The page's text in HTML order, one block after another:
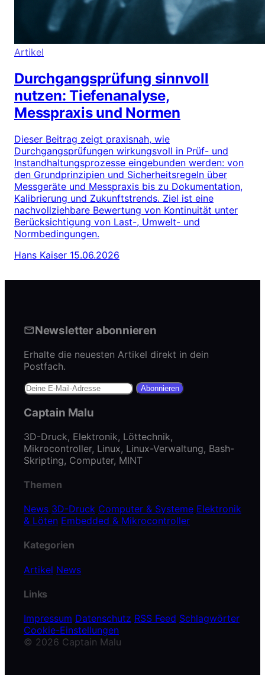
Artikel
Durchgangsprüfung sinnvoll
nutzen: Tiefenanalyse,
Messpraxis und Normen
Dieser Beitrag zeigt praxisnah, wie
Durchgangsprüfungen wirkungsvoll in Prüf- und
Instandhaltungsprozesse eingebunden werden: von
den Grundprinzipien und Sicherheitsregeln über
Messgeräte und Messpraxis bis zu Dokumentation,
Kalibrierung und Zukunftstrends. Ziel ist eine
nachvollziehbare Bewertung von Kontinuität unter
Berücksichtigung von Last-, Umwelt- und
Normbedingungen.
Hans Kaiser 15.06.2026
Newsletter abonnieren
Erhalte die neuesten Artikel direkt in dein
Postfach.
Abonnieren
Captain Malu
3D-Druck, Elektronik, Löttechnik,
Mikrocontroller, Linux, Linux-Verwaltung, Bash-
Skripting, Computer, MINT
Themen
News 3D-Druck Computer & Systeme Elektronik
& Löten Embedded & Mikrocontroller
Kategorien
Artikel News
Links
Impressum Datenschutz RSS Feed Schlagwörter
Cookie-Einstellungen
© 2026 Captain Malu